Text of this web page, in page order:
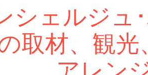
シェルジュ
取材、観